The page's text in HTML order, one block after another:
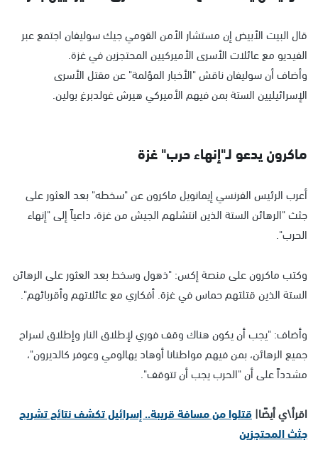
قال البيت الأبيض إن مستشار الأمن القومي جيك سوليفان اجتمع عبر
الفيديو مع عائلات الأسرى الأميركيين المحتجزين في غزة.
وأضاف أن سوليفان ناقش "الأخبار المؤلمة" عن مقتل الأسرى
الإسرائيليين الستة بمن فيهم الأميركي هيرش غولدبرغ بولين.
ماكرون يدعو لـ"إنهاء حرب" غزة
أعرب الرئيس الفرنسي إيمانويل ماكرون عن "سخطه" بعد العثور على
جثث "الرهائن الستة الذين انتشلهم الجيش من غزة، داعياً إلى "إنهاء
الحرب".
وكتب ماكرون على منصة إكس: "ذهول وسخط بعد العثور على الرهائن
الستة الذين قتلتهم حماس في غزة. أفكاري مع عائلاتهم وأقربائهم".
وأضاف: "يجب أن يكون هناك وقف فوري لإطلاق النار وإطلاق لسراح
جميع الرهائن، بمن فيهم مواطنانا أوهاد يهالومي وعوفر كالديرون"،
مشدداً على أن "الحرب يجب أن تتوقف".
اقرأ\ي أيضًا|قتلوا من مسافة قريبة.. إسرائيل تكشف نتائج تشريح
جثث المحتجزين